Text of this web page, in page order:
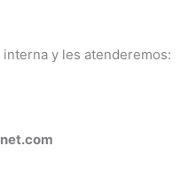
y les atenderemos: